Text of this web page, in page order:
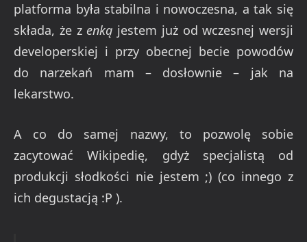
platforma była stabilna i nowoczesna, a tak się
składa, że z enką jestem już od wczesnej wersji
developerskiej i przy obecnej becie powodów
do narzekań mam – dosłownie – jak na
lekarstwo.
A co do samej nazwy, to pozwolę sobie
zacytować Wikipedię, gdyż specjalistą od
produkcji słodkości nie jestem ;) (co innego z
ich degustacją :P ).